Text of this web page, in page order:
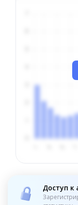
Доступ к